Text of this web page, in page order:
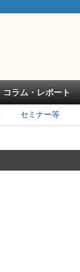
コラム・レポート
セミナー等